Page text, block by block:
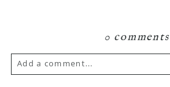
0 comments
Add a comment...